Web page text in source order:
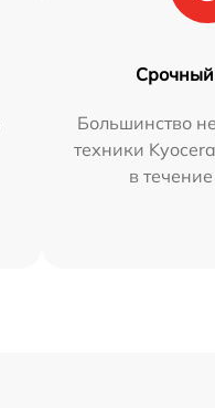
Большинство
техники
в